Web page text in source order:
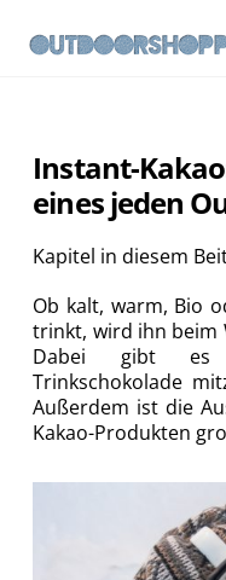
content
Instant-
eines jeden
Kapitel in diesem
Ob kalt, warm, Bio
trinkt, wird ihn beim
Dabei gibt es
Trinkschokolade
Außerdem ist die
Kakao-Produkten